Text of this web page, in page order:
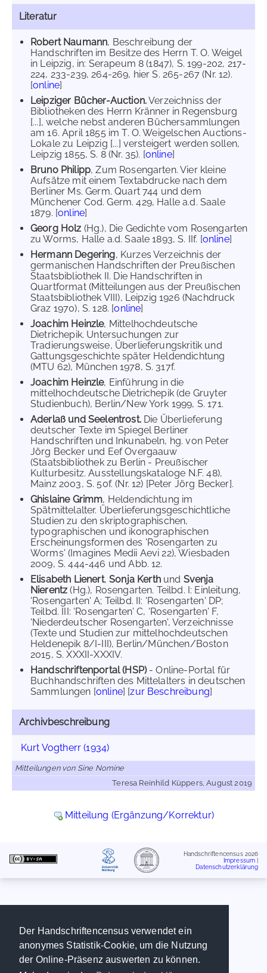
Der Handschriftencensus verwendet ein
anonymes Statistik-Cookie, um die Nutzung
der Online-Präsenz auswerten zu können.
Literatur
Robert Naumann, Beschreibung der
Handschriften im Besitze des Herrn T. O. Weigel
in Leipzig, in: Serapeum 8 (1847), S. 199-202, 217-
224, 233-239, 264-269, hier S. 265-267 (Nr. 12).
[online]
Leipziger Bücher-Auction.Verzeichniss der
Bibliotheken des Herrn Kränner in Regensburg
[...], welche nebst anderen Büchersammlungen
am 16. April 1855 im T. O. Weigelschen Auctions-
Lokale zu Leipzig [...] versteigert werden sollen,
Leipzig 1855, S. 8 (Nr. 35). [online]
Bruno Philipp, Zum Rosengarten. Vier kleine
Aufsätze mit einem Textabdrucke nach dem
Berliner Ms. Germ. Quart 744 und dem
Münchener Cod. Germ. 429, Halle a.d. Saale
1879. [online]
Georg Holz (Hg.), Die Gedichte vom Rosengarten
zu Worms, Halle a.d. Saale 1893, S. IIf. [online]
Hermann Degering, Kurzes Verzeichnis der
germanischen Handschriften der Preußischen
Staatsbibliothek II. Die Handschriften in
Quartformat (Mitteilungen aus der Preußischen
Staatsbibliothek VIII), Leipzig 1926 (Nachdruck
Graz 1970), S. 128. [online]
Joachim Heinzle, Mittelhochdeutsche
Dietrichepik. Untersuchungen zur
Tradierungsweise, Überlieferungskritik und
Gattungsgeschichte später Heldendichtung
(MTU 62), München 1978, S. 317f.
Joachim Heinzle, Einführung in die
mittelhochdeutsche Dietrichepik (de Gruyter
Studienbuch), Berlin/New York 1999, S. 171.
Aderlaß und Seelentrost.Die Überlieferung
deutscher Texte im Spiegel Berliner
Handschriften und Inkunabeln, hg. von Peter
Jörg Becker und Eef Overgaauw
(Staatsbibliothek zu Berlin - Preußischer
Kulturbesitz. Ausstellungskataloge N.F. 48),
Mainz 2003, S. 50f. (Nr. 12) [Peter Jörg Becker].
Ghislaine Grimm, Heldendichtung im
Spätmittelalter. Überlieferungsgeschichtliche
Studien zu den skriptographischen,
typographischen und ikonographischen
Erscheinungsformen des 'Rosengarten zu
Worms' (Imagines Medii Aevi 22), Wiesbaden
2009, S. 444-446 und Abb. 12.
Elisabeth Lienert,Sonja Kerthund Svenja
Nierentz(Hg.), Rosengarten. Teilbd. I: Einleitung,
'Rosengarten' A; Teilbd. II: 'Rosengarten' DP;
Teilbd. III: 'Rosengarten' C, 'Rosengarten' F,
'Niederdeutscher Rosengarten', Verzeichnisse
(Texte und Studien zur mittelhochdeutschen
Heldenepik 8/I-III), Berlin/München/Boston
2015, S. XXXII-XXXIV.
Handschriftenportal (HSP)- Online-Portal für
Buchhandschriften des Mittelalters in deutschen
Sammlungen [online] [zur Beschreibung]
Archivbeschreibung
Kurt Vogtherr (1934)
Mitteilungen von Sine Nomine
Teresa Reinhild Küppers, August 2019
Mitteilung (Ergänzung/Korrektur)
Handschriftencensus 2026
Impressum
Datenschutzerklärung